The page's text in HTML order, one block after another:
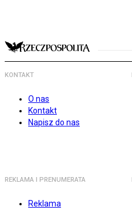
KONTAKT
O nas
Kontakt
Napisz do nas
REKLAMA I PRENUMERATA
Reklama